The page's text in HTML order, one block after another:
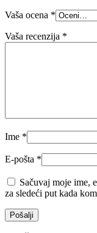
Vaša ocena *
Vaša recenzija *
Ime *
E-pošta *
Sačuvaj moje ime,
za sledeći put kada